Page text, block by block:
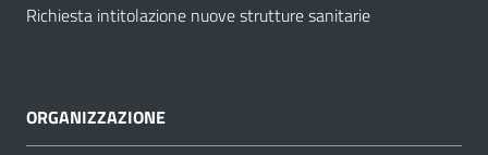
Richiesta intitolazione nuove strutture sanitarie
ORGANIZZAZIONE